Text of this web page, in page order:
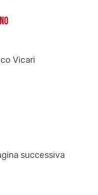
Vicari
successiva